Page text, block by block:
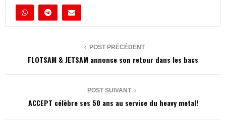
POST PRÉCÉDENT
FLOTSAM & JETSAM annonce son retour dans les bacs
POST SUIVANT
ACCEPT célèbre ses 50 ans au service du heavy metal!